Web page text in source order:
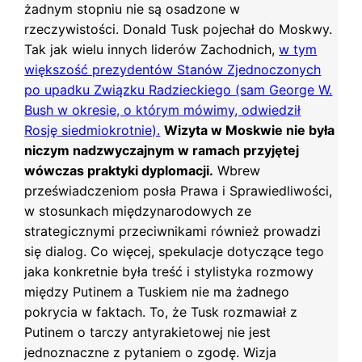
żadnym stopniu nie są osadzone w
rzeczywistości. Donald Tusk pojechał do Moskwy.
Tak jak wielu innych liderów Zachodnich,w tym
większość prezydentów Stanów Zjednoczonych
po upadku Związku Radzieckiego (sam George W.
Bush w okresie, o którym mówimy, odwiedził
Rosję siedmiokrotnie). Wizyta w Moskwie nie była
niczym nadzwyczajnym w ramach przyjętej
wówczas praktyki dyplomacji. Wbrew
przeświadczeniom posła Prawa i Sprawiedliwości,
w stosunkach międzynarodowych ze
strategicznymi przeciwnikami również prowadzi
się dialog. Co więcej, spekulacje dotyczące tego
jaka konkretnie była treść i stylistyka rozmowy
między Putinem a Tuskiem nie ma żadnego
pokrycia w faktach. To, że Tusk rozmawiał z
Putinem o tarczy antyrakietowej nie jest
jednoznaczne z pytaniem o zgodę. Wizja